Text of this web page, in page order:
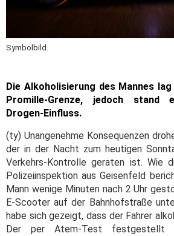
Symbolbild.
Die Alkoholisierung des Mannes
Promille-Grenze, jedoch
Drogen-Einfluss.
(ty) Unangenehme Konsequenzen
der in der Nacht zum heutigen
Verkehrs-Kontrolle geraten ist. Wie
Polizeiinspektion aus Geisenfeld
Mann wenige Minuten nach 2 Uhr
E-Scooter auf der Bahnhofstraße
habe sich gezeigt, dass der Fahrer
Der per Atem-Test festgestellt